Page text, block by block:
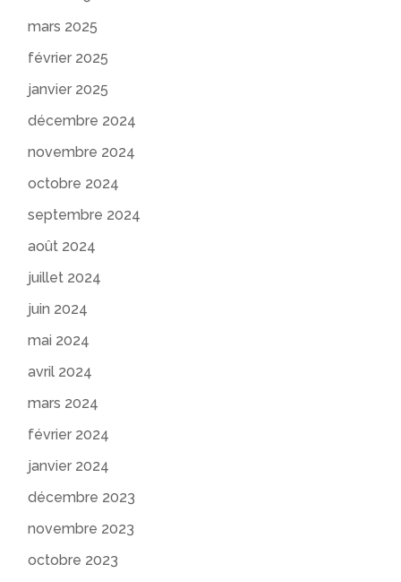
mars 2025
février 2025
janvier 2025
décembre 2024
novembre 2024
octobre 2024
septembre 2024
août 2024
juillet 2024
juin 2024
mai 2024
avril 2024
mars 2024
février 2024
janvier 2024
décembre 2023
novembre 2023
octobre 2023